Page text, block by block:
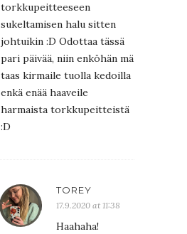
torkkupeitteeseen
sukeltamisen halu sitten
johtuikin :D Odottaa tässä
pari päivää, niin enköhän mä
taas kirmaile tuolla kedoilla
enkä enää haaveile
harmaista torkkupeitteistä
:D
TOREY
17.9.2020 at 11:38
Haahaha!